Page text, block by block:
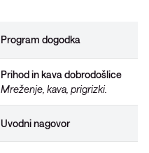
Program dogodka
Prihod in kava dobrodošlice
Mreženje, kava, prigrizki.
Uvodni nagovor